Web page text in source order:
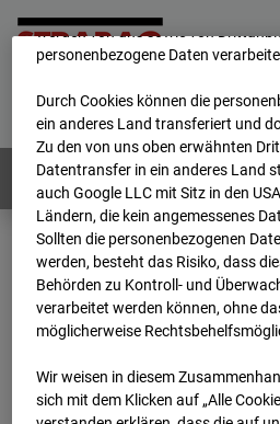
Deutsch / English
Webcams: Alle Länder
Home
Österreich
BC-181 - BV-Meischlgasse
Archiv
2026 07
BC-181 - BV-
werden von uns sowie von
personenbezogene Daten
Durch Cookies können die
ein anderes Land transferiert und
Zu den von uns oben erwähnten
Datentransfer in ein anderes Land
auch Google LLC mit Sitz in den
Ländern, die kein angemessenes
Sollten die personenbezogenen
werden, besteht das Risiko, dass
Behörden zu Kontroll- und
verarbeitet werden können, ohne
möglicherweise
Wir weisen in diesem
sich mit dem Klicken auf „Alle